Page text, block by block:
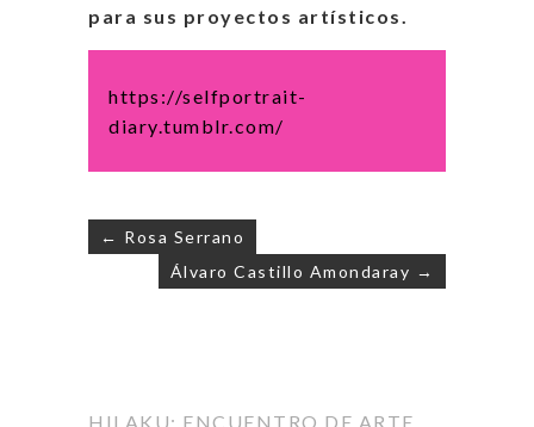
para sus proyectos artísticos.
https://selfportrait-
diary.tumblr.com/
Navegación
← Rosa Serrano
Álvaro Castillo Amondaray →
HILAKU: ENCUENTRO DE ARTE